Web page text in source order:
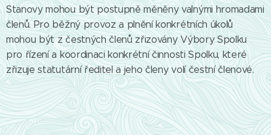
Stanovy mohou být postupně měněny valnými hromadami
členů. Pro běžný provoz a plnění konkrétních úkolů
mohou být z čestných členů zřizovány Výbory Spolku
pro řízení a koordinaci konkrétní činnosti Spolku, které
zřizuje statutární ředitel a jeho členy volí čestní členové.